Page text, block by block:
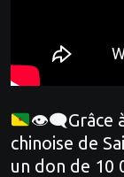
👁‍🗨Grâce à
chinoise de
un don de 10